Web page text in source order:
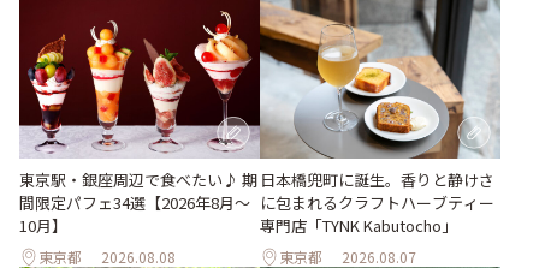
東京駅・銀座周辺で食べたい♪ 期
間限定パフェ34選【2026年8月～
10月】
東京都 2026.08.08
日本橋兜町に誕生。香りと静けさ
に包まれるクラフトハーブティー
専門店「TYNK Kabutocho」
東京都 2026.08.07